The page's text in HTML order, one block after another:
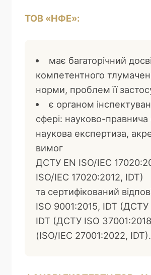
ТОВ «НФЕ»:
має багаторічний
компетентного
норми, проблем її
є органом
сфері: науково-
наукова експертиза,
вимог
ДСТУ EN ISO/IEC
ISO/IEC 17020:2012, IDT)
та сертифікований
ISO 9001:2015, IDT (ДСТУ
IDT (ДСТУ ISO
(ISO/IEC 27001:2022, IDT).